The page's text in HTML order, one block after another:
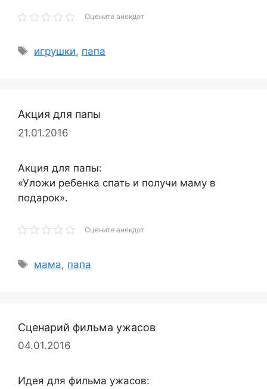
Оцените анекдот
Метки
игрушки, папа
Акция для папы
21.01.2016
Акция для папы:
«Уложи ребенка спать и получи маму в
подарок».
Оцените анекдот
Метки
мама, папа
Сценарий фильма ужасов
04.01.2016
Идея для фильма ужасов: